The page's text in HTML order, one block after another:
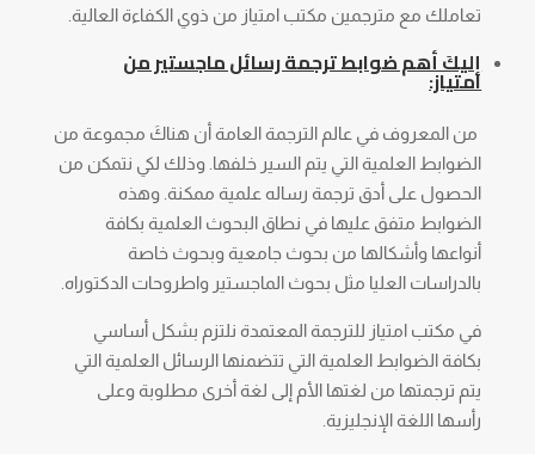
تعاملك مع مترجمين مكتب امتياز من ذوي الكفاءة العالية.
إليكَ أهم ضوابط ترجمة رسائل ماجستير من
امتياز:
من المعروف في عالم الترجمة العامة أن هناكَ مجموعة من
الضوابط العلمية التي يتم السير خلفها. وذلك لكي نتمكن من
الحصول على أدق ترجمة رساله علمية ممكنة. وهذه
الضوابط متفق عليها في نطاق البحوث العلمية بكافة
أنواعها وأشكالها من بحوث جامعية وبحوث خاصة
بالدراسات العليا مثل بحوث الماجستير واطروحات الدكتوراه.
في مكتب امتياز للترجمة المعتمدة نلتزم بشكل أساسي
بكافة الضوابط العلمية التي تتضمنها الرسائل العلمية التي
يتم ترجمتها من لغتها الأم إلى لغة أخرى مطلوبة وعلى
رأسها اللغة الإنجليزية.